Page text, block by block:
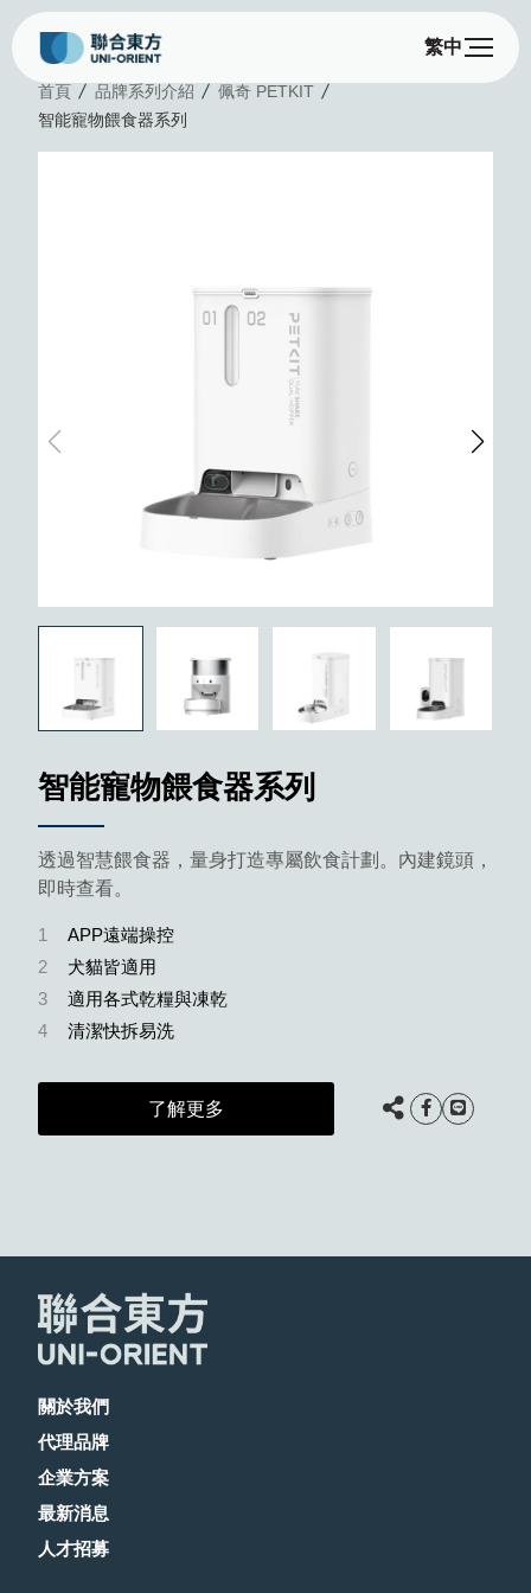
繁中
首頁 品牌系列介紹
佩奇 PETKIT
智能寵物餵食器系列
智能寵物餵食器系列
透過智慧餵食器，量身打造專屬飲食計劃。內建鏡頭，
即時查看。
1
APP遠端操控
2
犬貓皆適用
3
適用各式乾糧與凍乾
4
清潔快拆易洗
了解更多
關於我們
代理品牌
企業方案
最新消息
人才招募